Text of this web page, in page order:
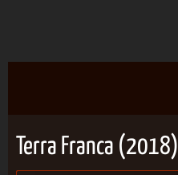
Terra Franca (2018)